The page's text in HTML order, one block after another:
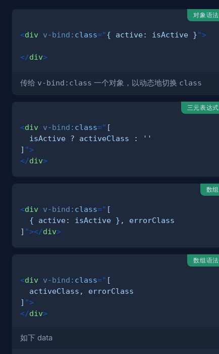
对象语法
<div v-bind: class="{ active: isActive }">
</div>
传给 v-bind:class 一个对象，以动态地切换 class
三元表达式
<div v-bind: class="
] ">
</div>
数组
<div v-bind: class="
] "></div>
数组语法
<div v-bind: class="
] ">
</div>
如下 data